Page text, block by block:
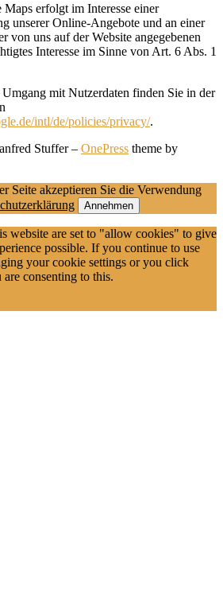
erfolgt im Interesse einer
unserer Online-Angebote und an einer
von uns auf der Website angegebenen
Interesse im Sinne von Art. 6 Abs. 1
mit Nutzerdaten finden Sie in der
intl/de/policies/privacy/.
Stuffer– OnePress theme by
Seite akzeptieren Sie die Verwendung
Annehmen
website are set to "allow cookies" to give
possible. If you continue to use
your cookie settings or you click
consenting to this.